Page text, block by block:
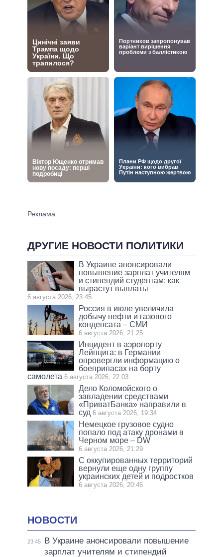
ДРУГИЕ НОВОСТИ ПОЛИТИКИ
В Украине анонсировали
повышение зарплат учителям
и стипендий студентам: как
вырастут выплаты
6 августа 2026, 23:45
Россия в июле увеличила
добычу нефти и газового
конденсата – СМИ
6 августа 2026, 21:25
Инцидент в аэропорту
Лейпцига: в Германии
опровергли информацию о
боеприпасах на борту
самолета 6 августа 2026, 22:03
Дело Коломойского о
завладении средствами
«ПриватБанка» направили в
суд 6 августа 2026, 19:34
Немецкое грузовое судно
попало под атаку дронами в
Черном море – DW
6 августа 2026, 21:29
С оккупированных территорий
вернули еще одну группу
украинских детей и подростков
6 августа 2026, 20:46
НОВОСТИ
23:45
В Украине анонсировали повышение
зарплат учителям и стипендий